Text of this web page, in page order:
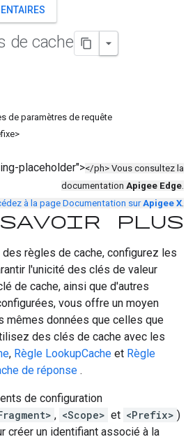
de cache
de paramètres de requête
placeholder"></ph> Vous consultez la
documentation Apigee Edge.
à la page Documentation surApigee X.
savoir plus
règles de cache, configurez les
l'unicité des clés de valeur
de cache, ainsi que d'autres
vous offre un moyen
mêmes données que celles que
des clés de cache avec les
, Règle LookupCache et Règle
de réponse .
de configuration
, <Scope> et <Prefix> )
créer un identifiant associé à la